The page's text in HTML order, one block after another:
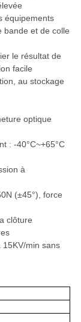
équipements
bande et de colle
le résultat de
facile
au stockage
optique
: -40°C~+65°C
à
(±45°), force
clôture
min sans